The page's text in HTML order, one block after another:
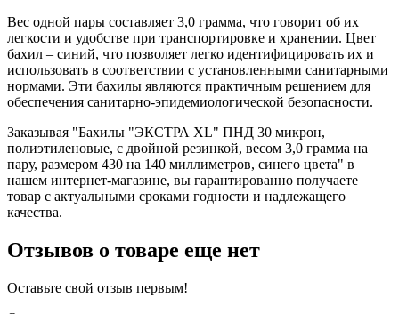
Вес одной пары составляет 3,0 грамма, что говорит об их
легкости и удобстве при транспортировке и хранении. Цвет
бахил – синий, что позволяет легко идентифицировать их и
использовать в соответствии с установленными санитарными
нормами. Эти бахилы являются практичным решением для
обеспечения санитарно-эпидемиологической безопасности.
Заказывая "Бахилы "ЭКСТРА XL" ПНД 30 микрон,
полиэтиленовые, с двойной резинкой, весом 3,0 грамма на
пару, размером 430 на 140 миллиметров, синего цвета" в
нашем интернет-магазине, вы гарантированно получаете
товар с актуальными сроками годности и надлежащего
качества.
Отзывов о товаре еще нет
Оставьте свой отзыв первым!